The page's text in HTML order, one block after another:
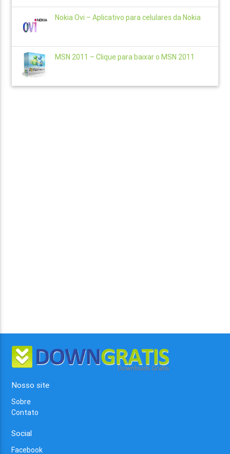
Nokia Ovi – Aplicativo para celulares da Nokia
MSN 2011 – Clique para baixar o MSN 2011
Nosso site
Sobre
Contato
Social
Facebook